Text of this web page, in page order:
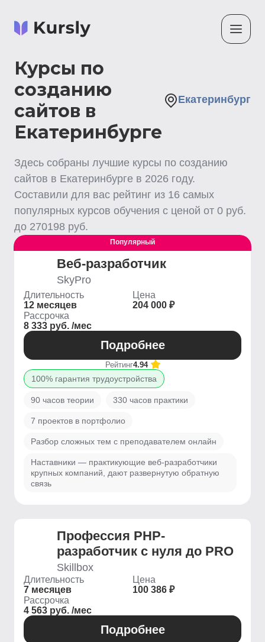
Курсы по
созданию
сайтов в
Екатеринбурге
Екатеринбург
Здесь собраны лучшие курсы по созданию
сайтов в Екатеринбурге в 2026 году.
Составили для вас рейтинг из 16 самых
популярных курсов обучения с ценой от 0 руб.
до 270198 руб.
Популярный
Веб-разработчик
SkyPro
Длительность
12 месяцев
Цена
204 000 ₽
Рассрочка
8 333 руб. /мес
Подробнее
Рейтинг4.94
100% гарантия трудоустройства
90 часов теории 330 часов практики
7 проектов в портфолио
Разбор сложных тем с преподавателем онлайн
Наставники — практикующие веб-разработчики
крупных компаний, дают развернутую обратную
связь
Профессия PHP-
разработчик с нуля до PRO
Skillbox
Длительность
7 месяцев
Цена
100 386 ₽
Рассрочка
4 563 руб. /мес
Подробнее